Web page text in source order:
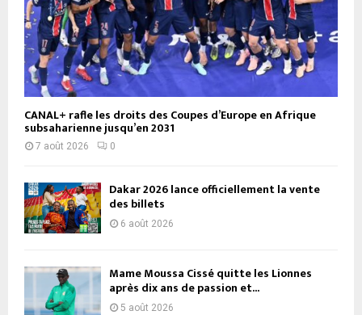
CANAL+ rafle les droits des Coupes d’Europe en Afrique
subsaharienne jusqu’en 2031
7 août 2026 0
Dakar 2026 lance officiellement la vente
des billets
6 août 2026
Mame Moussa Cissé quitte les Lionnes
après dix ans de passion et...
5 août 2026